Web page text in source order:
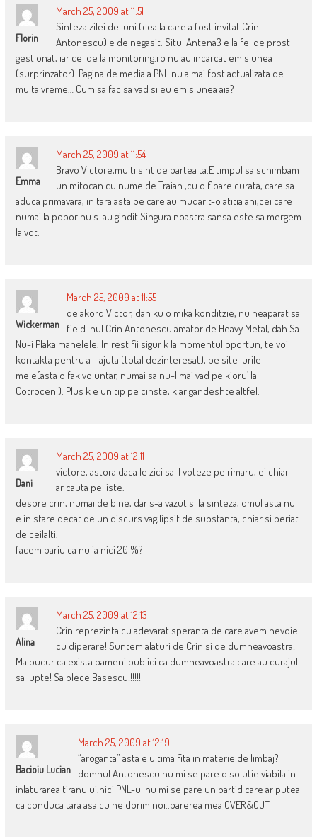
Florin
March 25, 2009 at 11:51
Sinteza zilei de luni (cea la care a fost invitat Crin
Antonescu) e de negasit. Situl Antena3 e la fel de prost
gestionat, iar cei de la monitoring.ro nu au incarcat emisiunea
(surprinzator). Pagina de media a PNL nu a mai fost actualizata de
multa vreme… Cum sa fac sa vad si eu emisiunea aia?
Emma
March 25, 2009 at 11:54
Bravo Victore,multi sint de partea ta.E timpul sa schimbam
un mitocan cu nume de Traian ,cu o floare curata, care sa
aduca primavara, in tara asta pe care au mudarit-o atitia ani,cei care
numai la popor nu s-au gindit.Singura noastra sansa este sa mergem
la vot.
Wickerman
March 25, 2009 at 11:55
de akord Victor, dah ku o mika konditzie, nu neaparat sa
fie d-nul Crin Antonescu amator de Heavy Metal, dah Sa
Nu-i Plaka manelele. In rest fii sigur k la momentul oportun, te voi
kontakta pentru a-l ajuta (total dezinteresat), pe site-urile
mele(asta o fak voluntar, numai sa nu-l mai vad pe kioru’ la
Cotroceni). Plus k e un tip pe cinste, kiar gandeshte altfel.
Dani
March 25, 2009 at 12:11
victore, astora daca le zici sa-l voteze pe rimaru, ei chiar l-
ar cauta pe liste.
despre crin, numai de bine, dar s-a vazut si la sinteza, omul asta nu
e in stare decat de un discurs vag,lipsit de substanta, chiar si periat
de ceilalti.
facem pariu ca nu ia nici 20 %?
Alina
March 25, 2009 at 12:13
Crin reprezinta cu adevarat speranta de care avem nevoie
cu diperare! Suntem alaturi de Crin si de dumneavoastra!
Ma bucur ca exista oameni publici ca dumneavoastra care au curajul
sa lupte! Sa plece Basescu!!!!!!
Bacioiu Lucian
March 25, 2009 at 12:19
“aroganta” asta e ultima fita in materie de limbaj?
domnul Antonescu nu mi se pare o solutie viabila in
inlaturarea tiranului.nici PNL-ul nu mi se pare un partid care ar putea
ca conduca tara asa cu ne dorim noi..parerea mea OVER&OUT